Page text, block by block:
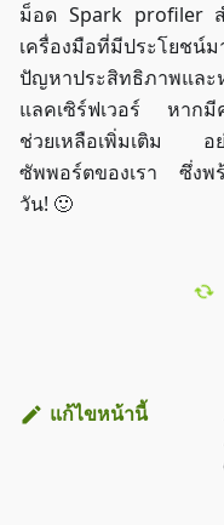
ม็อด Spark profiler
เครื่องมือที่มีประโยชน์
ปัญหาประสิทธิภาพและ
แลคเซิร์ฟเวอร์ หากมี
ช่วยเหลือเพิ่มเติม อย่
ซัพพอร์ตของเรา ซึ่งพ
วัน! 🙂
แก้ไขหน้านี้